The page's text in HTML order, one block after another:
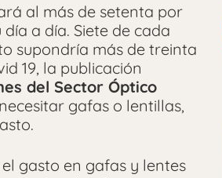
al más de setenta por
a día. Siete de cada
supondría más de treinta
19, la publicación
del Sector Óptico
gafas o lentillas,
gasto en gafas y lentes